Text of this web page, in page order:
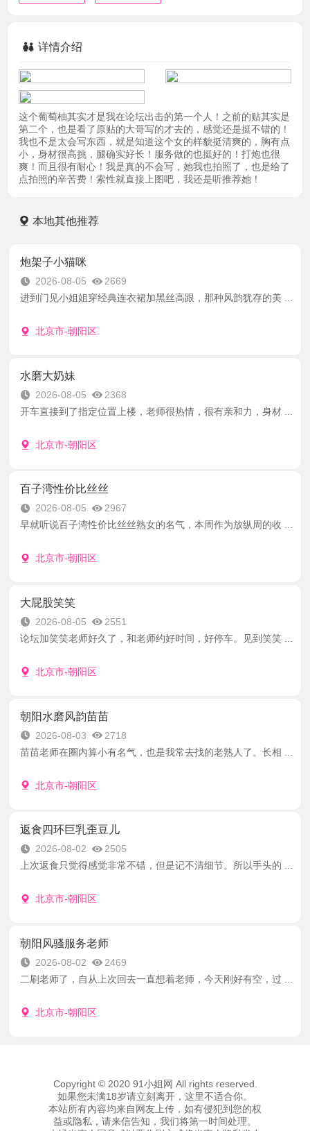
详情介绍
这个葡萄柚其实才是我在论坛出击的第一个人！之前的贴其实是
第二个，也是看了原贴的大哥写的才去的，感觉还是挺不错的！
我也不是太会写东西，就是知道这个女的样貌挺清爽的，胸有点
小，身材很高挑，腿确实好长！服务做的也挺好的！打炮也很
爽！而且很有耐心！我是真的不会写，她我也拍照了，也是给了
点拍照的辛苦费！索性就直接上图吧，我还是听推荐她！
本地其他推荐
炮架子小猫咪
2026-08-05
2669
进到门见小姐姐穿经典连衣裙加黑丝高跟，那种风韵犹存的美 ...
北京市-朝阳区
水磨大奶妹
2026-08-05
2368
开车直接到了指定位置上楼，老师很热情，很有亲和力，身材 ...
北京市-朝阳区
百子湾性价比丝丝
2026-08-05
2967
早就听说百子湾性价比丝丝熟女的名气，本周作为放纵周的收 ...
北京市-朝阳区
大屁股笑笑
2026-08-05
2551
论坛加笑笑老师好久了，和老师约好时间，好停车。见到笑笑 ...
北京市-朝阳区
朝阳水磨风韵苗苗
2026-08-03
2718
苗苗老师在圈内算小有名气，也是我常去找的老熟人了。长相 ...
北京市-朝阳区
返食四环巨乳歪豆儿
2026-08-02
2505
上次返食只觉得感觉非常不错，但是记不清细节。所以手头的 ...
北京市-朝阳区
朝阳风骚服务老师
2026-08-02
2469
二刷老师了，自从上次回去一直想着老师，今天刚好有空，过 ...
北京市-朝阳区
Copyright © 2020 91小姐网 All rights reserved.
如果您未满18岁请立刻离开，这里不适合你。
本站所有內容均来自网友上传，如有侵犯到您的权
益或隐私，请来信告知，我们将第一时间处理。